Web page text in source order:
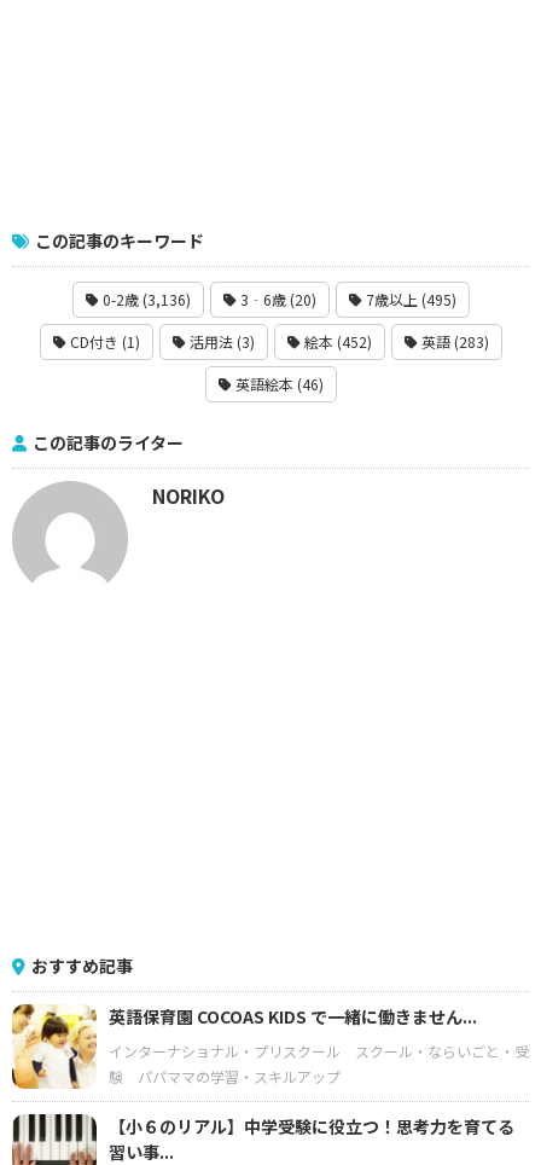
この記事のキーワード
0-2歳 (3,136) 3‐6歳 (20) 7歳以上 (495)
CD付き (1) 活用法 (3) 絵本 (452) 英語 (283)
英語絵本 (46)
この記事のライター
NORIKO
おすすめ記事
英語保育園 COCOAS KIDS で一緒に働きません...
インターナショナル・プリスクール
スクール・ならいごと・受
験
パパママの学習・スキルアップ
【小６のリアル】中学受験に役立つ！思考力を育てる
習い事...